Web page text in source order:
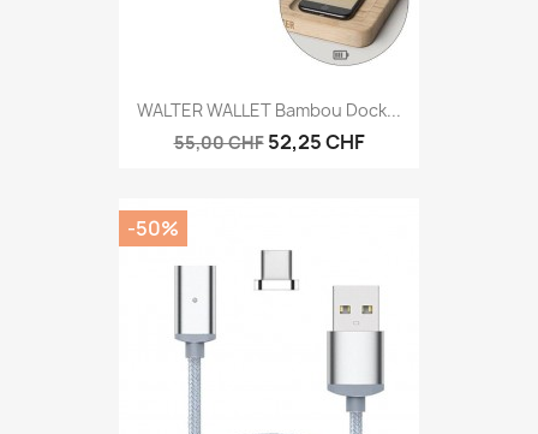
WALTER WALLET Bambou Dock...
55,00 CHF 52,25 CHF
-50%